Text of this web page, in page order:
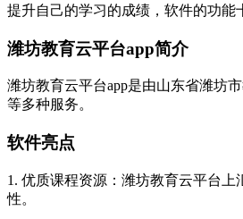
提升自己的学习的成绩，软件的功能
潍坊教育云平台app简介
潍坊教育云平台app是由山东省潍坊
等多种服务。
软件亮点
1. 优质课程资源：潍坊教育云平台
性。